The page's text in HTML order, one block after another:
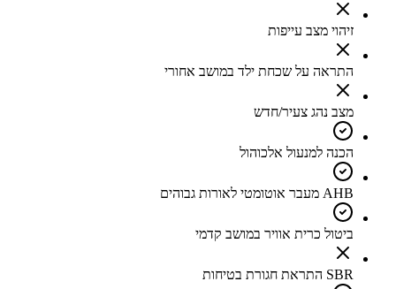
זיהוי מצב עייפות
התראה על שכחת ילד במושב אחורי
מצב נהג צעיר/חדש
הכנה למנעול אלכוהול
AHB מעבר אוטומטי לאורות גבוהים
ביטול כרית אוויר במושב קדמי
SBR התראת חגורת בטיחות